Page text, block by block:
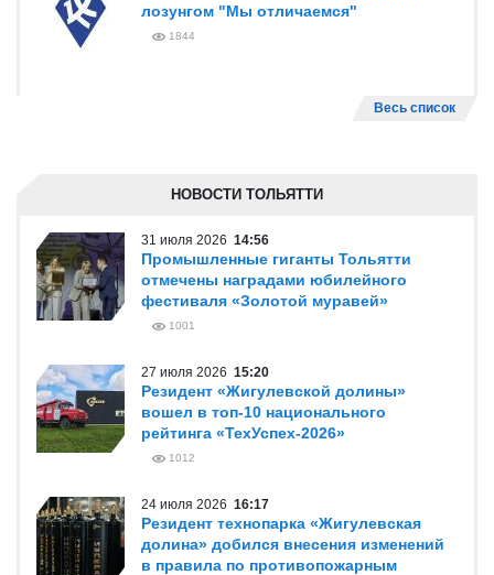
лозунгом "Мы отличаемся"
1844
Весь список
НОВОСТИ ТОЛЬЯТТИ
31 июля 2026 14:56
Промышленные гиганты Тольятти
отмечены наградами юбилейного
фестиваля «Золотой муравей»
1001
27 июля 2026 15:20
Резидент «Жигулевской долины»
вошел в топ-10 национального
рейтинга «ТехУспех-2026»
1012
24 июля 2026 16:17
Резидент технопарка «Жигулевская
долина» добился внесения изменений
в правила по противопожарным